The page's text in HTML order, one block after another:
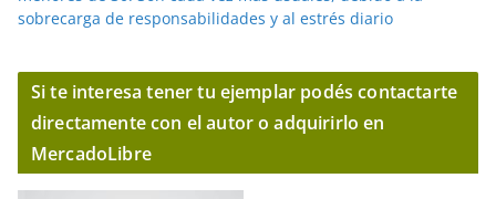
sobrecarga de responsabilidades y al estrés diario
Si te interesa tener tu ejemplar podés contactarte
directamente con el autor o adquirirlo en
MercadoLibre